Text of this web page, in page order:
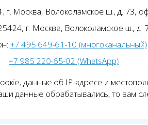
г. Москва, Волоколамское ш., д. 73,
г. Москва, Волоколамское ш., д.
+7 495 649-61-10 (многоканальный)
+7 985 220-65-02 (WhatsApp)
данные об IP-адресе и
данные обрабатывались, то вам